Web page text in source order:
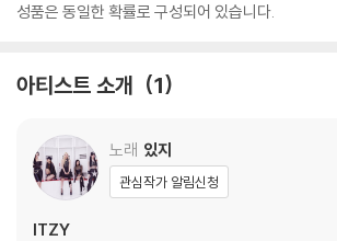
은 리버브 이펙트와 은은하고 길게 이어지는 패드
고 입체적 사운드가 탄생했다. '결말을 두려워하지
지나고 선명한 빛을 만나는' 확신에 찬 가사 내용처
나아갈 수 있는 동력을 일으키고 멈추지 않는 용기
성품은 동일한 확률로 구성되어 있습니다.
아티스트 소개 1
노래 있지
관심작가 알림신청
ITZY